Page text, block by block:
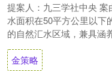
提案人：九三学社中央
水面积在50平方公里以下
的自然汇水区域，兼具涵
产业、建设美丽乡村等多
前国....
金策略